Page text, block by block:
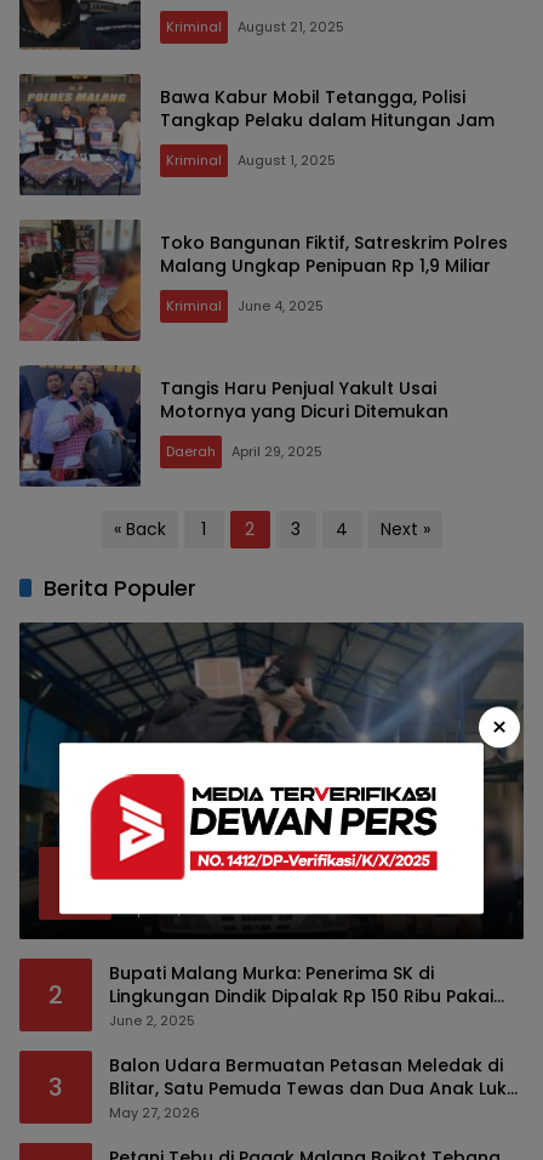
Kriminal August 21, 2025
Bawa Kabur Mobil Tetangga, Polisi
Tangkap Pelaku dalam Hitungan Jam
Kriminal August 1, 2025
Toko Bangunan Fiktif, Satreskrim Polres
Malang Ungkap Penipuan Rp 1,9 Miliar
Kriminal June 4, 2025
Tangis Haru Penjual Yakult Usai
Motornya yang Dicuri Ditemukan
Daerah April 29, 2025
« Back 1 2 3 4 Next »
Berita Populer
Bea Cukai Malang Sita 172 Ribu Batang
Rokok Ilegal Bermodus Kemasan Sabun
April 22, 2026
2
Bupati Malang Murka: Penerima SK di
Lingkungan Dindik Dipalak Rp 150 Ribu Pakai
Modus Tumpengan, KPK Turut Pantau
June 2, 2025
3
Balon Udara Bermuatan Petasan Meledak di
Blitar, Satu Pemuda Tewas dan Dua Anak Luka
Serius
May 27, 2026
×